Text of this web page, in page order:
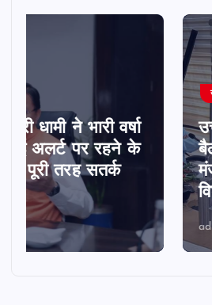
उत्तराखंड की राजधानी के
बैठक में 25 विकास
मंजूरी, देहरादून-मसूरी के
विकास को मिलेगी
admin August 7, 2026